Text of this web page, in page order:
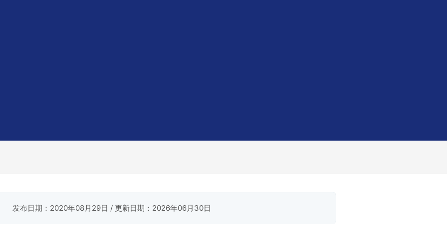
发布日期：2020年08月29日 / 更新日期：2026年06月30日